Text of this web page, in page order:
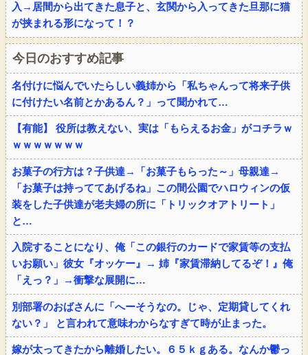
入→居間から出てきた息子と、玄関から入ってきた旦那に猫
が挟まれる形になって！？
今日のおすすめ記事
名付けに悩んでいたらしい義姉から「私ちゃんって将来子供
に付けたい名前とかあるん？」って聞かれて…
【有能】 役所は教えない、実は「もらえるお金」がコチラｗ
ｗｗｗｗｗｗｗ
お菓子の行方は？子供達→「お菓子もらった～」母親達→
「お菓子は持っててあげるね」この間公園でハロウィンの仮
装をした子供達が老夫婦の所に「トリックオアトリート」
と…
入院することになり、俺「この銀行のカードで家賃等の支払
いお願い」彼女『オッケー』→ 姉『家賃滞納してるぞ！』俺
「えっ？」→衝撃な展開に…
別部署のおばさんに「へーそうなの。じゃ、定期貸してくれ
ない？」 と言われて意味わからなすぎて時が止まった。
嫁が太ってきたから離婚したい。６５ｋｇある。なんか鬱っ